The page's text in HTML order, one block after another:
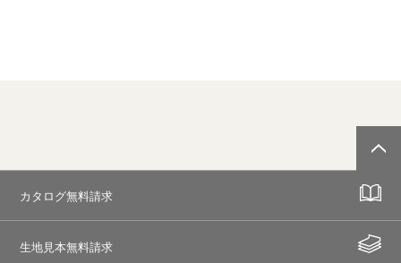
カタログ無料請求
生地見本無料請求